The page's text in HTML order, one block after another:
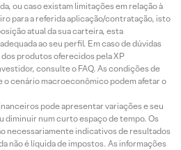
ou caso existam limitações em relação à
para a referida aplicação/contratação, isto
atual da sua carteira, esta
ao seu perfil. Em caso de dúvidas
produtos oferecidos pela XP
consulte o FAQ. As condições de
o cenário macroeconômico podem afetar o
pode apresentar variações e seu
diminuir num curto espaço de tempo. Os
necessariamente indicativos de resultados
não é líquida de impostos. As informações